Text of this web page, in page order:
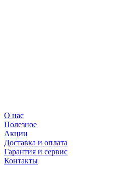
О нас
Полезное
Акции
Доставка и оплата
Гарантия и сервис
Контакты